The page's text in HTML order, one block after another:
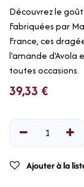
Découvrez le
Fabriquées par
France, ces
l'amande d'Avola
toutes occasions.
39,33 €
Ajouter à la